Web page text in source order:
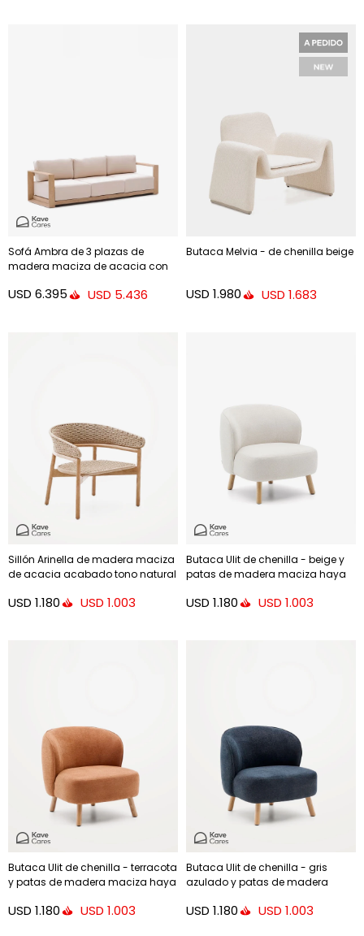
Sofá Ambra de 3 plazas de
madera maciza de acacia con
USD 6.395 USD 5.436
Butaca Melvia - de chenilla beige
USD 1.980 USD 1.683
Sillón Arinella de madera maciza
de acacia acabado tono natural
USD 1.180 USD 1.003
Butaca Ulit de chenilla - beige y
patas de madera maciza haya
USD 1.180 USD 1.003
Butaca Ulit de chenilla - terracota
y patas de madera maciza haya
USD 1.180 USD 1.003
Butaca Ulit de chenilla - gris
azulado y patas de madera
USD 1.180 USD 1.003